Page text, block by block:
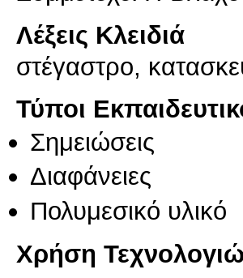
Λέξεις Κλειδιά
στέγαστρο,
Τύποι
Σημειώσεις
Διαφάνειες
Πολυμεσικό υλικό
Χρήση